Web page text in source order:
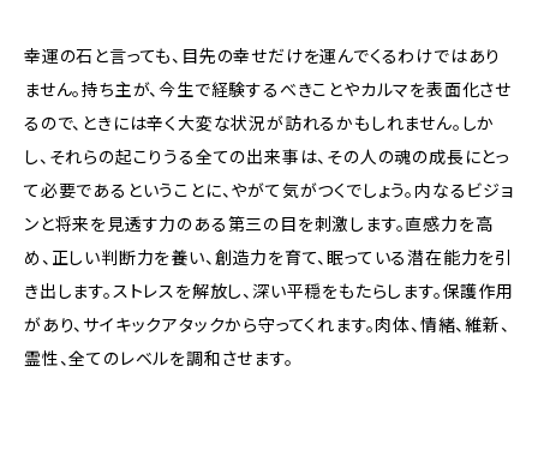
幸運の石と言っても、目先の幸せだけを運んでくるわけではあり
ません。持ち主が、今生で経験するべきことやカルマを表面化させ
るので、ときには辛く大変な状況が訪れるかもしれません。しか
し、それらの起こりうる全ての出来事は、その人の魂の成長にとっ
て必要であるということに、やがて気がつくでしょう。内なるビジョ
ンと将来を見透す力のある第三の目を刺激します。直感力を高
め、正しい判断力を養い、創造力を育て、眠っている潜在能力を引
き出します。ストレスを解放し、深い平穏をもたらします。保護作用
があり、サイキックアタックから守ってくれます。肉体、情緒、維新、
霊性、全てのレベルを調和させます。